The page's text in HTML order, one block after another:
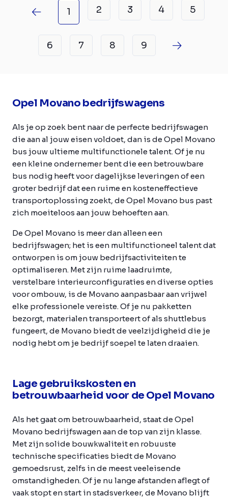
1 2 3 4 5
6 7 8 9
Opel Movano bedrijfswagens
Als je op zoek bent naar de perfecte bedrijfswagen
die aan al jouw eisen voldoet, dan is de Opel Movano
bus jouw ultieme multifunctionele talent. Of je nu
een kleine ondernemer bent die een betrouwbare
bus nodig heeft voor dagelijkse leveringen of een
groter bedrijf dat een ruime en kosteneffectieve
transportoplossing zoekt, de Opel Movano bus past
zich moeiteloos aan jouw behoeften aan.
De Opel Movano is meer dan alleen een
bedrijfswagen; het is een multifunctioneel talent dat
ontworpen is om jouw bedrijfsactiviteiten te
optimaliseren. Met zijn ruime laadruimte,
verstelbare interieurconfiguraties en diverse opties
voor ombouw, is de Movano aanpasbaar aan vrijwel
elke professionele vereiste. Of je nu pakketten
bezorgt, materialen transporteert of als shuttlebus
fungeert, de Movano biedt de veelzijdigheid die je
nodig hebt om je bedrijf soepel te laten draaien.
Lage gebruikskosten en
betrouwbaarheid voor de Opel Movano
Als het gaat om betrouwbaarheid, staat de Opel
Movano bedrijfswagen aan de top van zijn klasse.
Met zijn solide bouwkwaliteit en robuuste
technische specificaties biedt de Movano
gemoedsrust, zelfs in de meest veeleisende
omstandigheden. Of je nu lange afstanden aflegt of
vaak stopt en start in stadsverkeer, de Movano blijft